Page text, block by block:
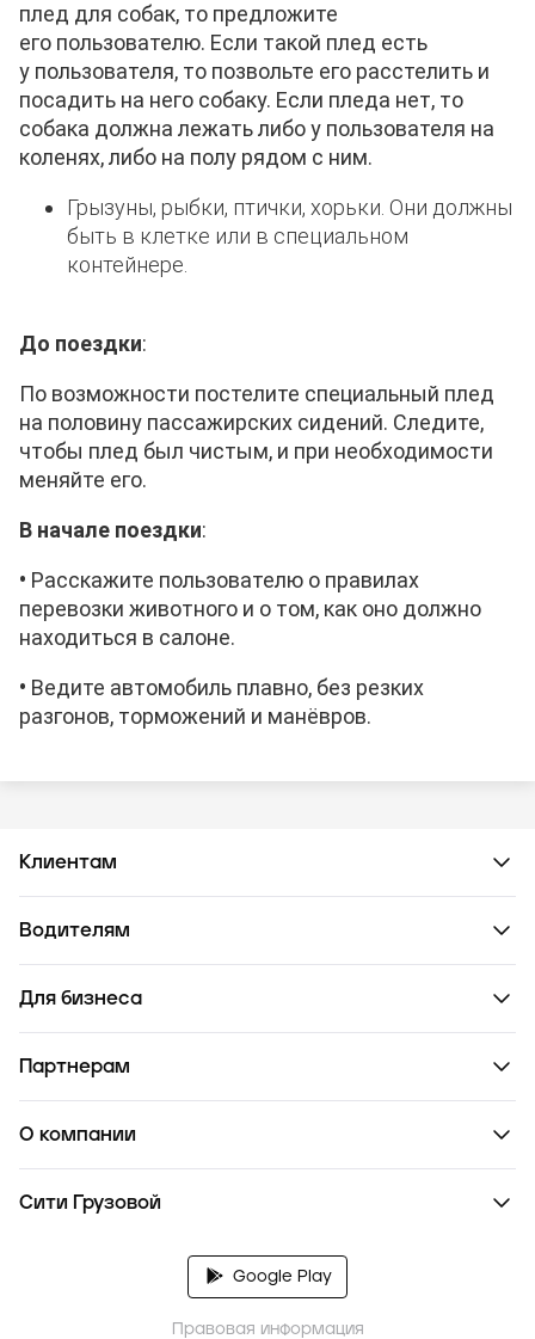
плед для собак, то предложите
его пользователю. Если такой плед есть
у пользователя, то позвольте его расстелить и
посадить на него собаку. Если пледа нет, то
собака должна лежать либо у пользователя на
коленях, либо на полу рядом с ним.
Грызуны, рыбки, птички, хорьки. Они должны
быть в клетке или в специальном
контейнере.
До поездки:
По возможности постелите специальный плед
на половину пассажирских сидений. Следите,
чтобы плед был чистым, и при необходимости
меняйте его.
В начале поездки:
• Расскажите пользователю о правилах
перевозки животного и о том, как оно должно
находиться в салоне.
• Ведите автомобиль плавно, без резких
разгонов, торможений и манёвров.
Клиентам
Водителям
Для бизнеса
Партнерам
О компании
Сити Грузовой
Google Play
Правовая информация